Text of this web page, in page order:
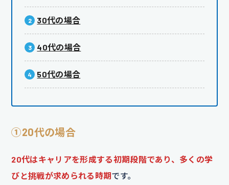
30代の場合
40代の場合
50代の場合
①20代の場合
20代はキャリアを形成する初期段階であり、多くの学
びと挑戦が求められる時期です。